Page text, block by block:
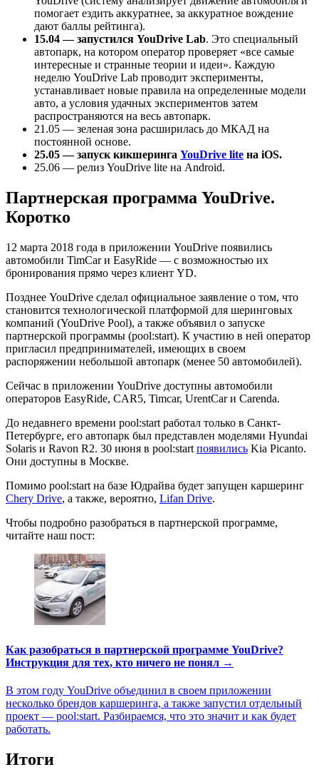
помогает ездить аккуратнее, за аккуратное вождение
дают баллы рейтинга).
15.04 — запустился YouDrive Lab. Это специальный
автопарк, на котором оператор проверяет «все самые
интересные и странные теории и идеи». Каждую
неделю YouDrive Lab проводит эксперименты,
устанавливает новые правила на определенные модели
авто, а условия удачных экспериментов затем
распространяются на весь автопарк.
21.05 — зеленая зона расширилась до МКАД на
постоянной основе.
25.05 — запуск кикшеринга YouDrive lite на iOS.
25.06 — релиз YouDrive lite на Android.
Партнерская программа YouDrive.
Коротко
12 марта 2018 года в приложении YouDrive появились
автомобили TimCar и EasyRide — с возможностью их
бронирования прямо через клиент YD.
Позднее YouDrive сделал официальное заявление о том, что
становится технологической платформой для шеринговых
компаний (YouDrive Pool), а также объявил о запуске
партнерской программы (pool:start). К участию в ней оператор
пригласил предпринимателей, имеющих в своем
распоряжении небольшой автопарк (менее 50 автомобилей).
Сейчас в приложении YouDrive доступны автомобили
операторов EasyRide, CAR5, Timcar, UrentCar и Carenda.
До недавнего времени pool:start работал только в Санкт-
Петербурге, его автопарк был представлен моделями Hyundai
Solaris и Ravon R2. 30 июня в pool:start появились Kia Picanto.
Они доступны в Москве.
Помимо pool:start на базе Юдрайва будет запущен каршеринг
Chery Drive, а также, вероятно, Lifan Drive.
Чтобы подробно разобраться в партнерской программе,
читайте наш пост:
Как разобраться в партнерской программе YouDrive?
Инструкция для тех, кто ничего не понял →
В этом году YouDrive объединил в своем приложении
несколько брендов каршеринга, а также запустил отдельный
проект — pool:start. Разбираемся, что это значит и как будет
работать.
Итоги